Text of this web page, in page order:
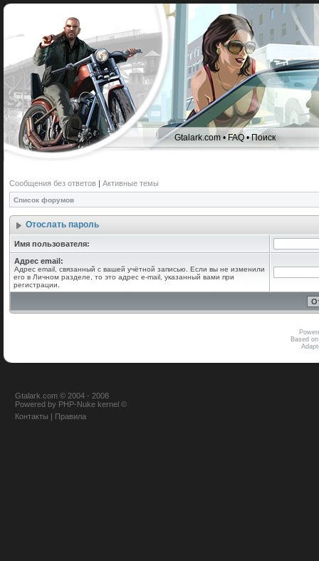
Gtalark.com •FAQ•Поиск
Сообщения без ответов | Активные темы
Список форумов
Отослать пароль
Имя пользователя:
Адрес email:
Адрес email, связанный с вашей учётной записью. Если вы не изменили
его в Личном разделе, то это адрес e-mail, указанный вами при
регистрации.
Based
Gtalark.com © 2004 - 2008
Powered by PHP-Nuke kernel ©
Контакты | Правила